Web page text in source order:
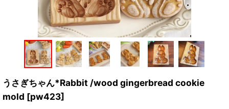
うさぎちゃん*Rabbit /wood gingerbread cookie
mold [pw423]